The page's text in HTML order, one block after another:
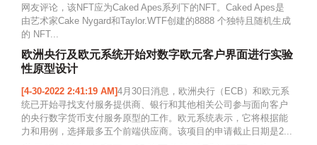
网友评论，该NFT应为Caked Apes系列下的NFT。Caked Apes是
由艺术家Cake Nygard和Taylor.WTF创建的8888 个独特且随机生成
的 NFT...
欧洲央行及欧元系统开始对数字欧元客户界面进行实验
性原型设计
[4-30-2022 2:41:19 AM]4月30日消息，欧洲央行（ECB）和欧元系
统已开始寻找支付服务提供商、银行和其他相关公司参与面向客户
的央行数字货币支付服务原型的工作。欧元系统表示，它将根据能
力和用例，选择最多五个前端供应商。该项目的申请截止日期是2...